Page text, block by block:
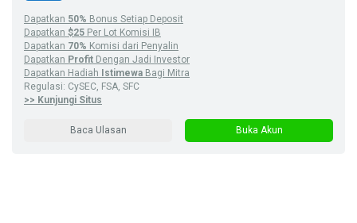
Dapatkan 50% Bonus Setiap Deposit
Dapatkan $25 Per Lot Komisi IB
Dapatkan 70% Komisi dari Penyalin
Dapatkan Profit Dengan Jadi Investor
Dapatkan Hadiah Istimewa Bagi Mitra
Regulasi: CySEC, FSA, SFC
>> Kunjungi Situs
Baca Ulasan Buka Akun